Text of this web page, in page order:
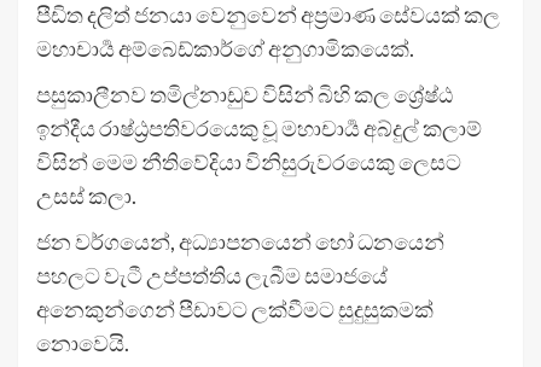
පීඩිත දලිත් ජනයා වෙනුවෙන් අප්‍රමාණ සේවයක් කල
මහාචාර්‍ය අම්බෙඩ්කාර්ගේ අනුගාමිකයෙක්.
පසුකාලීනව තමිල්නාඩුව විසින් බිහි කල ශ්‍රේෂ්ඨ
ඉන්දීය රාෂ්ඨ්‍රපතිවරයෙකු වූ මහාචාර්‍ය අබ්දුල් කලාම්
විසින් මෙම නීතිවේදියා විනිසුරුවරයෙකු ලෙසට
උසස් කලා.
ජන වර්ගයෙන්, අධ්‍යාපනයෙන් හෝ ධනයෙන්
පහලට වැටී උප්පත්තිය ලැබීම සමාජයේ
අනෙකුන්ගෙන් පීඩාවට ලක්වීමට සුදුසුකමක්
නොවෙයි.